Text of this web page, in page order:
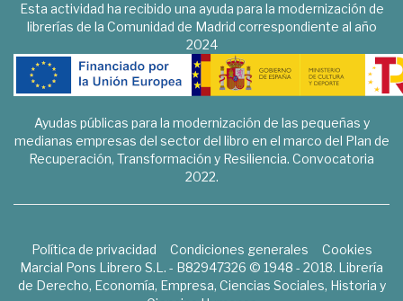
Esta actividad ha recibido una ayuda para la modernización de
librerías de la Comunidad de Madrid correspondiente al año
2024
Ayudas públicas para la modernización de las pequeñas y
medianas empresas del sector del libro en el marco del Plan de
Recuperación, Transformación y Resiliencia. Convocatoria
2022.
Política de privacidad Condiciones generales
Cookies
Marcial Pons Librero S.L. - B82947326 © 1948 - 2018. Librería
de Derecho, Economía, Empresa, Ciencias Sociales, Historia y